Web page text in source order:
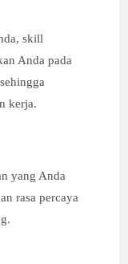
skill
Anda pada
kerja.
yang Anda
rasa percaya